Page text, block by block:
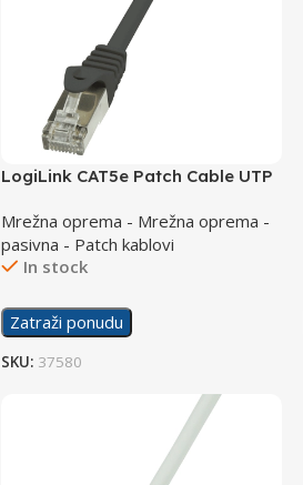
LogiLink CAT5e Patch Cable UTP
Mrežna oprema - Mrežna oprema -
pasivna - Patch kablovi
In stock
Zatraži ponudu
SKU: 37580